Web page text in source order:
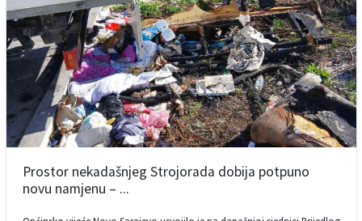
Prostor nekadašnjeg Strojorada dobija potpuno
novu namjenu – ...